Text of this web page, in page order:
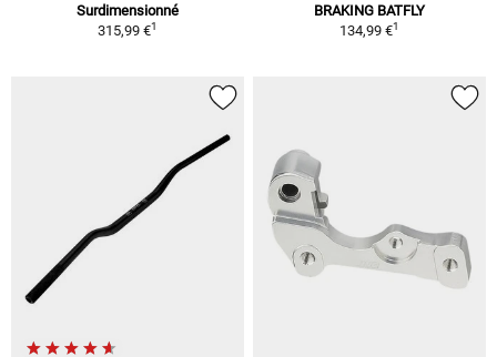
Surdimensionné
315,99 €1
BRAKING BATFLY
134,99 €1